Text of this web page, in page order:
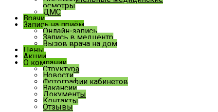
осмотры
ДМС
Врачи
Запись на приём
Онлайн-запись
Запись в медцентр
Вызов врача на дом
Цены
Акции
О компании
Структура
Новости
Фотографии кабинетов
Вакансии
Документы
Контакты
Отзывы